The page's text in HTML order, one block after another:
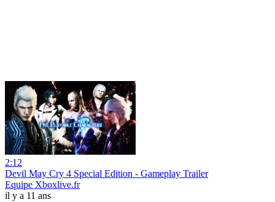
2:12
Devil May Cry 4 Special Edition - Gameplay Trailer
Equipe Xboxlive.fr
il y a 11 ans